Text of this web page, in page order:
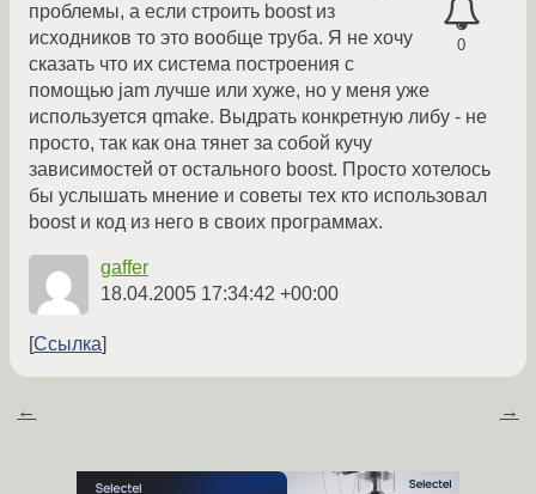
0
проблемы, а если строить boost из
исходников то это вообще труба. Я не хочу
сказать что их система построения с
помощью jam лучше или хуже, но у меня уже
используется qmake. Выдрать конкретную либу - не
просто, так как она тянет за собой кучу
зависимостей от остального boost. Просто хотелось
бы услышать мнение и советы тех кто использовал
boost и код из него в своих программах.
gaffer
18.04.2005 17:34:42 +00:00
Ссылка
← →